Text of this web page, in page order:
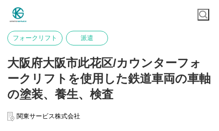
フォークリフト 派遣
大阪府大阪市此花区/カウンターフォ
ークリフトを使用した鉄道車両の車軸
の塗装、養生、検査
関東サービス株式会社